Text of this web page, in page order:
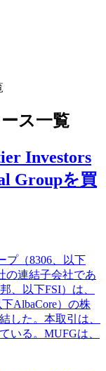
ス一覧
Investors
Groupを買
プ（8306、以下
の連結子会社であ
、以下FSI）は、
AlbaCore）の株
した。本取引は、
いる。MUFGは、